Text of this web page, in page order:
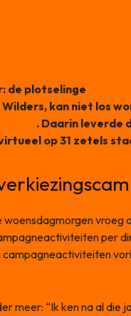
de plotselinge
kan niet los
. Daarin leverde
op 31 zetels
vroeg
per
meer: “Ik ken na al die